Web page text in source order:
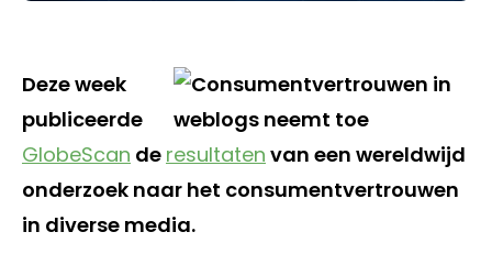
Deze week
publiceerde
GlobeScan de resultaten van een wereldwijd
onderzoek naar het consumentvertrouwen
in diverse media.